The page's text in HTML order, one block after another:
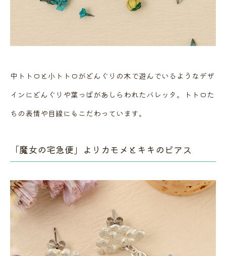
中トトロと小トトロがどんぐりの木で遊んでいるようなデザ
インにどんぐりや葉っぱがあしらわれたバレッタ。トトロた
ちの表情や目線にもこだわっています。
「魔女の宅急便」よりカモメとキキのピアス